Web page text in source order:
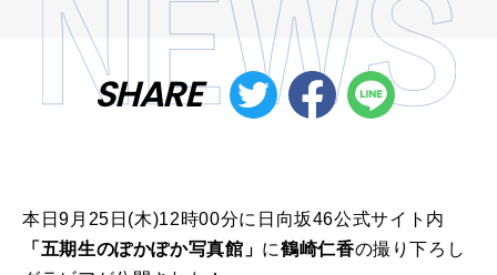
SHARE
本日9月 25 日 (木)12時00分に日向坂46公式サイト内
「五期生のぽかぽか写真館」 に鶴崎仁香の撮り下ろし